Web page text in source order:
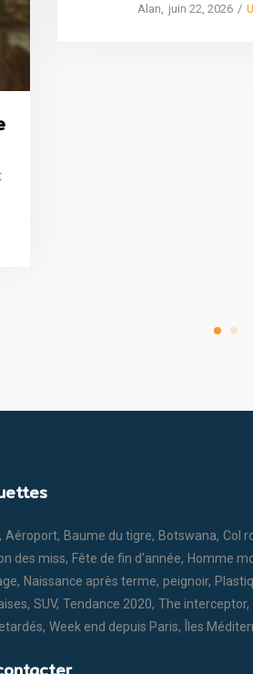
byAlan
Posted
juin 22, 2026
Aéroport Baume du tigre Botswana Col
des miss
Fête de fin d'année Homme
Naissance après terme peignoir
SUV Tendance 2020 The interceptor
Week end depuis Paris Îles